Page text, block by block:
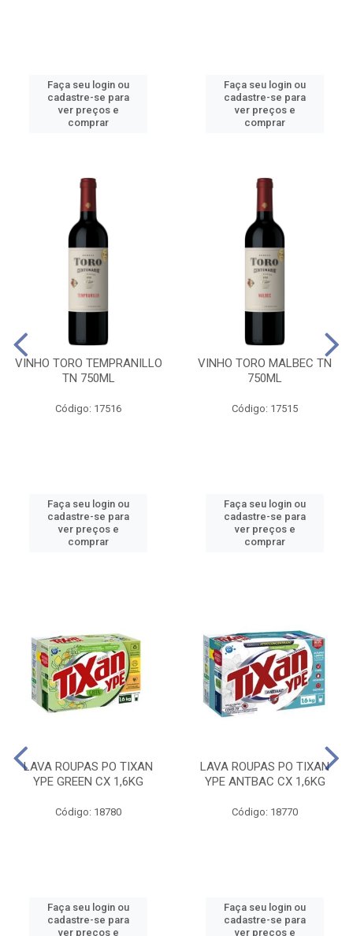
Faça seu login ou
cadastre-se para
ver preços e
comprar
Faça seu login ou
cadastre-se para
ver preços e
comprar
VINHO TORO TEMPRANILLO
TN 750ML
Código: 17516
Faça seu login ou
cadastre-se para
ver preços e
comprar
VINHO TORO MALBEC TN
750ML
Código: 17515
Faça seu login ou
cadastre-se para
ver preços e
comprar
LAVA ROUPAS PO TIXAN
YPE GREEN CX 1,6KG
Código: 18780
Faça seu login ou
cadastre-se para
ver preços e
LAVA ROUPAS PO TIXAN
YPE ANTBAC CX 1,6KG
Código: 18770
Faça seu login ou
cadastre-se para
ver preços e